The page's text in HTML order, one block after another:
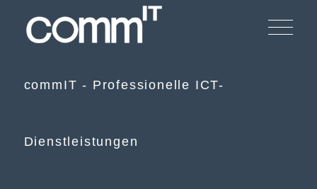
commIT - Professionelle ICT-
Dienstleistungen